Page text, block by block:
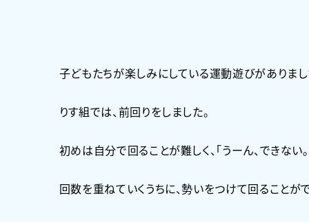
子どもたちが楽しみにしている運動遊びがありまし
りす組では、前回りをしました。
初めは自分で回ることが難しく、「うーん、できない
回数を重ねていくうちに、勢いをつけて回ることが